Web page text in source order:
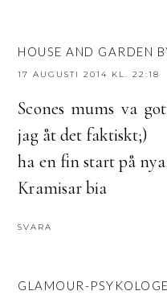
HOUSE AND GARDEN
17 AUGUSTI 2014 KL. 22:18
Scones mums va
jag åt det faktiskt;)
ha en fin start på
Kramisar bia
SVARA
GLAMOUR-